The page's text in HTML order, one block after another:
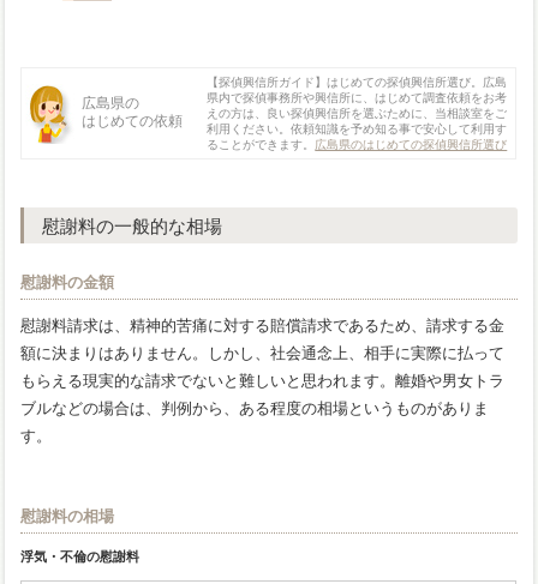
広島県の
はじめての依頼
【探偵興信所ガイド】はじめての探偵興信所選び。広島
県内で探偵事務所や興信所に、はじめて調査依頼をお考
えの方は、良い探偵興信所を選ぶために、当相談室をご
利用ください。依頼知識を予め知る事で安心して利用す
ることができます。 広島県のはじめての探偵興信所選び
慰謝料の一般的な相場
慰謝料の金額
慰謝料請求は、精神的苦痛に対する賠償請求であるため、請求する金
額に決まりはありません。しかし、社会通念上、相手に実際に払って
もらえる現実的な請求でないと難しいと思われます。離婚や男女トラ
ブルなどの場合は、判例から、ある程度の相場というものがありま
す。
慰謝料の相場
浮気・不倫の慰謝料